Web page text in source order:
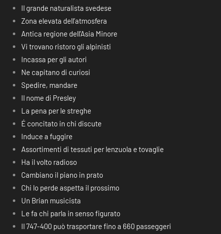
Il grande naturalista svedese
Zona elevata dell’atmosfera
Antica regione dell’Asia Minore
Vi trovano ristoro gli alpinisti
Incassa per gli autori
Ne capitano di curiosi
Spedire, mandare
Il nome di Presley
La pena per le streghe
É concitato in chi discute
Induce a fuggire
Assortimenti di tessuti per lenzuola e tovaglie
Ha il volto radioso
Cambiano il piano in prato
Chi lo perde aspetta il prossimo
Un Brian musicista
Le fa chi parla in senso figurato
Il 747-400 può trasportare fino a 660 passeggeri